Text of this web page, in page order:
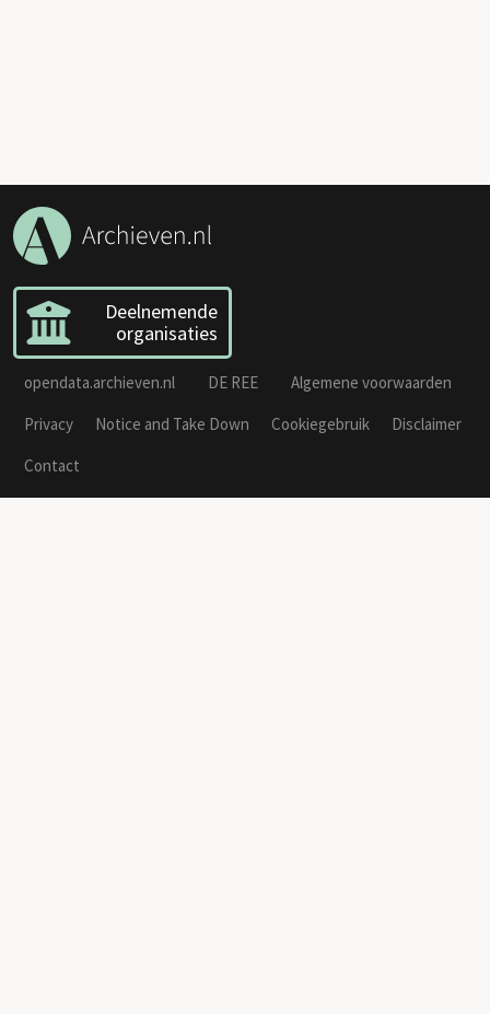
Deelnemende
organisaties
opendata.archieven.nl DE REE
Algemene voorwaarden
Privacy
Notice and Take Down Cookiegebruik
Disclaimer
Contact